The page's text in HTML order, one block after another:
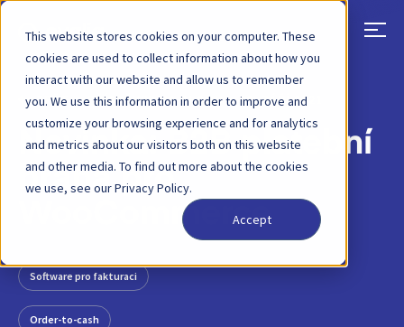
This website stores cookies on your computer. These
cookies are used to collect information about how you
interact with our website and allow us to remember
you. We use this information in order to improve and
customize your browsing experience and for analytics
and metrics about our visitors both on this website
and other media. To find out more about the cookies
we use, see our Privacy Policy.
Accept
ZPĚT PŘÍSPĚVEK NA BLOGU 29. ZÁŘÍ 2021
Novinka: B2B platební
brána pro
WooCommerce
Software pro fakturaci
Order-to-cash